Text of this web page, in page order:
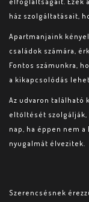
ház szolgáltatásait,
Apartmanjaink
családok számára,
Fontos számunkra,
a kikapcsolódás
Az udvaron található
eltöltését szolgálják,
nap, ha éppen nem
nyugalmát élvezitek.
Szerencsésnek